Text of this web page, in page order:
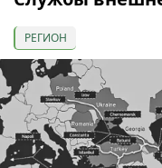
РЕГИОН